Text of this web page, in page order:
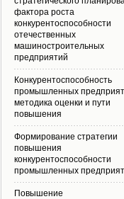
фактора роста
конкурентоспособности
отечественных
машиностроительных
предприятий
Конкурентоспособность
промышленных
методика оценки и пути
повышения
Формирование стратегии
повышения
конкурентоспособности
промышленных
Повышение